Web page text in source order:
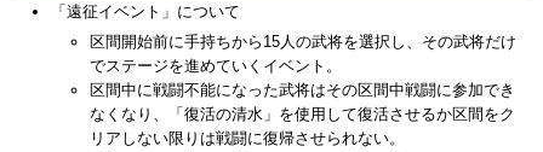
「遠征イベント」について
区間開始前に手持ちから15人の武将を選択し、その武将だけ
でステージを進めていくイベント。
区間中に戦闘不能になった武将はその区間中戦闘に参加でき
なくなり、「復活の清水」を使用して復活させるか区間をク
リアしない限りは戦闘に復帰させられない。